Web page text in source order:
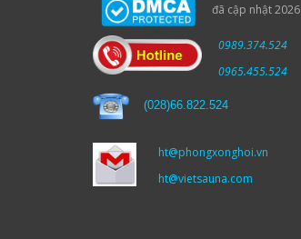
đã cập nhật 2026
0989.374.524
0965.455.524
(028)66.822.524
ht@phongxonghoi.vn
ht@vietsauna.com